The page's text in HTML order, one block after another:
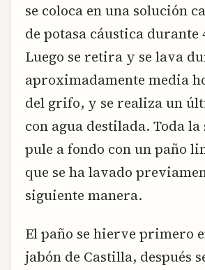
se coloca en una solución
de potasa cáustica
Luego se retira y se lava
aproximadamente media
del grifo, y se realiza un
con agua destilada. Toda
pule a fondo con un paño
que se ha lavado
siguiente manera.
El paño se hierve primero
jabón de Castilla, después